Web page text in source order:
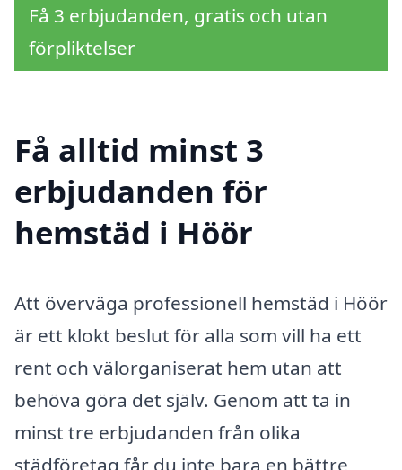
Få 3 erbjudanden, gratis och utan
förpliktelser
Få alltid minst 3
erbjudanden för
hemstäd i Höör
Att överväga professionell hemstäd i Höör
är ett klokt beslut för alla som vill ha ett
rent och välorganiserat hem utan att
behöva göra det själv. Genom att ta in
minst tre erbjudanden från olika
städföretag får du inte bara en bättre